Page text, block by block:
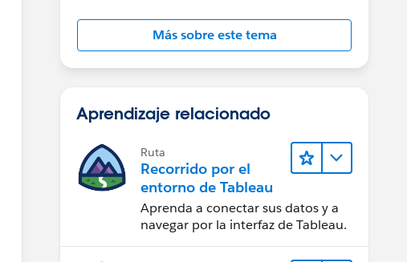
Más sobre este tema
Aprendizaje relacionado
Ruta
Recorrido por el
entorno de Tableau
Aprenda a conectar sus datos y a
navegar por la interfaz de Tableau.